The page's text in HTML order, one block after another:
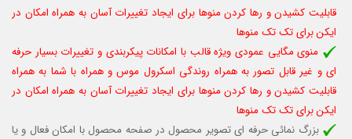
قابلیت کشیدن و رها کردن منوها برای ایجاد تغییرات آسان به همراه امکان در
ایکن برای تک تک منوها
منوی مگایی عمودی ویژه قالب با امکانات پیکربندی و تغییرات بسیار حرفه
ای و غیر قابل تصور به همراه روندگی اسکرول موس و همراه با شما به همراه
قابلیت کشیدن و رها کردن منوها برای ایجاد تغییرات آسان به همراه امکان در
ایکن برای تک تک منوها
بزرگ نمائی حرفه ای تصویر محصول در صفحه محصول با امکان فعال و یا